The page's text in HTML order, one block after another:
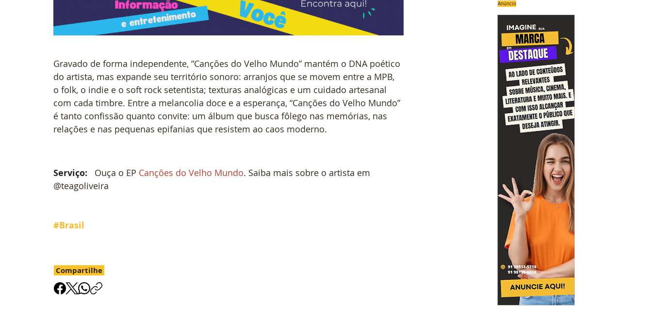
Gravado de forma independente, “Canções do Velho Mundo” mantém o DNA poético
do artista, mas expande seu território sonoro: arranjos que se movem entre a MPB,
o folk, o indie e o soft rock setentista; texturas analógicas e um cuidado artesanal
com cada timbre. Entre a melancolia doce e a esperança, “Canções do Velho Mundo”
é tanto confissão quanto convite: um álbum que busca fôlego nas memórias, nas
relações e nas pequenas epifanias que resistem ao caos moderno.
Serviço: Ouça o EP Canções do Velho Mundo. Saiba mais sobre o artista em
@teagoliveira
#Brasil
Compartilhe
Anúncio